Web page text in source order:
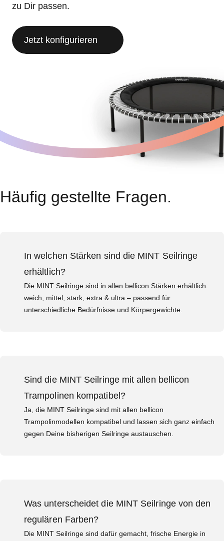
zu Dir passen.
Jetzt konfigurieren
Häufig gestellte Fragen.
In welchen Stärken sind die MINT Seilringe
erhältlich?
Die MINT Seilringe sind in allen bellicon Stärken erhältlich:
weich, mittel, stark, extra & ultra – passend für
unterschiedliche Bedürfnisse und Körpergewichte.
Sind die MINT Seilringe mit allen bellicon
Trampolinen kompatibel?
Ja, die MINT Seilringe sind mit allen bellicon
Trampolinmodellen kompatibel und lassen sich ganz einfach
gegen Deine bisherigen Seilringe austauschen.
Was unterscheidet die MINT Seilringe von den
regulären Farben?
Die MINT Seilringe sind dafür gemacht, frische Energie in